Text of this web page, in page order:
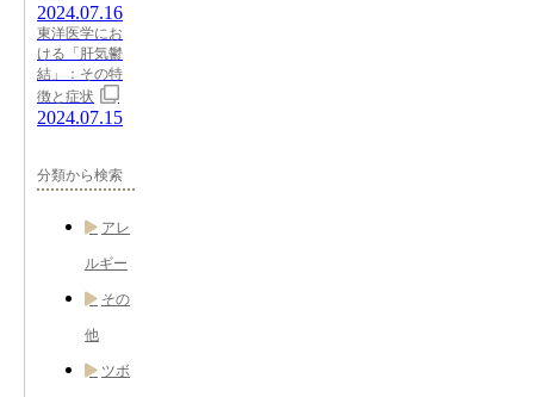
2024.07.16
東洋医学にお
ける「肝気鬱
結」：その特
徴と症状
2024.07.15
分類から検索
アレ
ルギー
その
他
ツボ